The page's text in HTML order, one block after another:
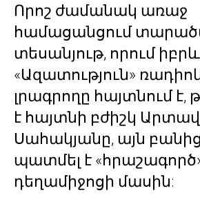
Որոշ ժամանակ առաջ
համացանցում
տեսանյութ, որում իբրև
«Ազատություն»
լրագրողը հայտնում է,
է հայտնի բժիշկ
Սահակյանը, այն
պատմել է
դեղամիջոցի մասին: